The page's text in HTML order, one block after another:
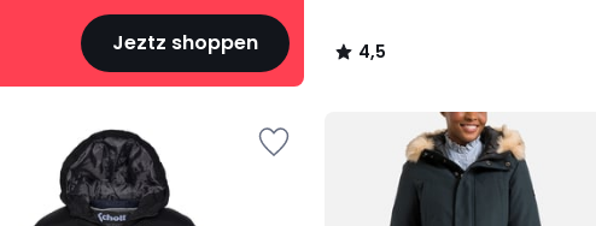
Jeztz shoppen 4,5
/